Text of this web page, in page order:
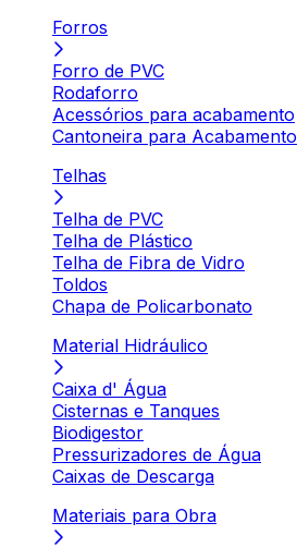
Forros
Forro de PVC
Rodaforro
Acessórios para acabamento
Cantoneira para Acabamento
Telhas
Telha de PVC
Telha de Plástico
Telha de Fibra de Vidro
Toldos
Chapa de Policarbonato
Material Hidráulico
Caixa d' Água
Cisternas e Tanques
Biodigestor
Pressurizadores de Água
Caixas de Descarga
Materiais para Obra